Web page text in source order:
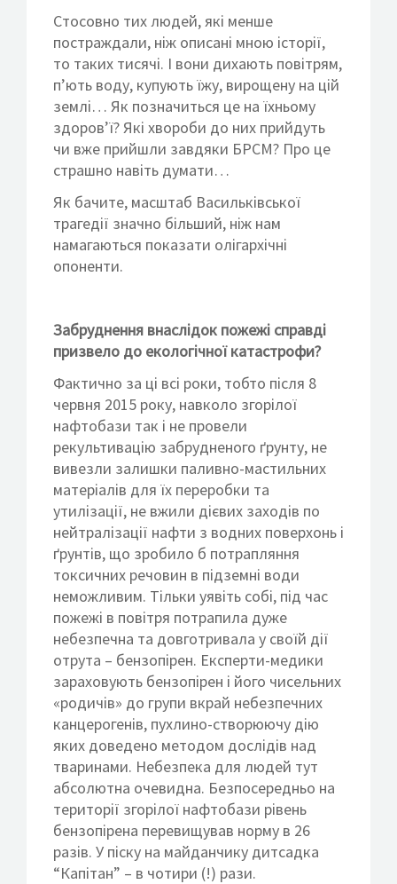
Стосовно тих людей, які менше
постраждали, ніж описані мною історії,
то таких тисячі. І вони дихають повітрям,
п’ють воду, купують їжу, вирощену на цій
землі… Як позначиться це на їхньому
здоров’ї? Які хвороби до них прийдуть
чи вже прийшли завдяки БРСМ? Про це
страшно навіть думати…
Як бачите, масштаб Васильківської
трагедії значно більший, ніж нам
намагаються показати олігархічні
опоненти.
Забруднення внаслідок пожежі справді
призвело до екологічної катастрофи?
Фактично за ці всі роки, тобто після 8
червня 2015 року, навколо згорілої
нафтобази так і не провели
рекультивацію забрудненого ґрунту, не
вивезли залишки паливно-мастильних
матеріалів для їх переробки та
утилізації, не вжили дієвих заходів по
нейтралізації нафти з водних поверхонь і
ґрунтів, що зробило б потрапляння
токсичних речовин в підземні води
неможливим. Тільки уявіть собі, під час
пожежі в повітря потрапила дуже
небезпечна та довготривала у своїй дії
отрута – бензопірен. Експерти-медики
зараховують бензопірен і його чисельних
«родичів» до групи вкрай небезпечних
канцерогенів, пухлино-створюючу дію
яких доведено методом дослідів над
тваринами. Небезпека для людей тут
абсолютна очевидна. Безпосередньо на
території згорілої нафтобази рівень
бензопірена перевищував норму в 26
разів. У піску на майданчику дитсадка
“Капітан” – в чотири (!) рази.